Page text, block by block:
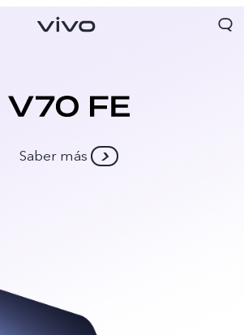
Panama | Seleccione país/región
Saber más